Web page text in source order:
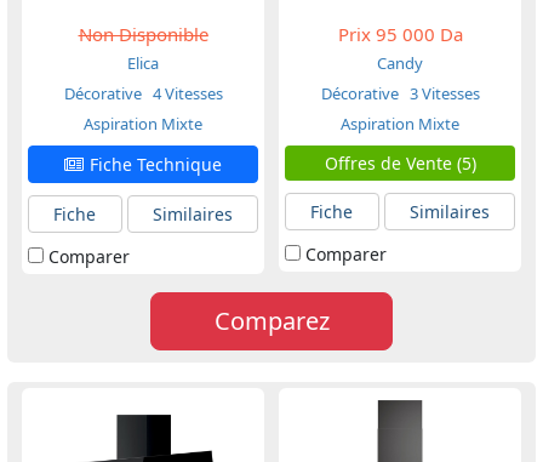
Non Disponible
Elica
Décorative 4 Vitesses
Aspiration Mixte
Fiche Technique
Fiche
Similaires
Comparer
Prix95 000 Da
Candy
Décorative 3 Vitesses
Aspiration Mixte
Offres de Vente (5)
Fiche
Similaires
Comparer
Comparez